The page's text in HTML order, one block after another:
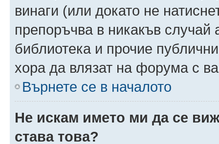
винаги (или докато не
препоръчва в никакъв случай
библиотека и прочие
хора да влязат на форума с
Върнете се в началото
Не искам името ми да се
става това?